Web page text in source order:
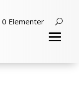
0 Elementer